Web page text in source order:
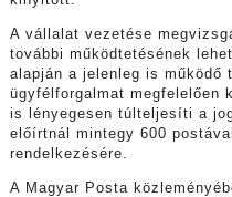
A vállalat vezetése
további működtetésének
alapján a jelenleg is működő
ügyfélforgalmat megfelelően
is lényegesen túlteljesíti a
előírtnál mintegy 600
rendelkezésére.
A Magyar Posta